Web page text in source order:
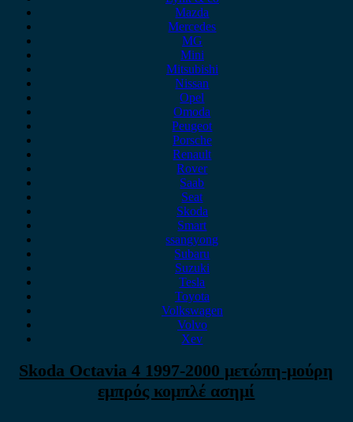
Mazda
Mercedes
MG
Mini
Mitsubishi
Nissan
Opel
Omoda
Peugeot
Porsche
Renault
Rover
Saab
Seat
Skoda
Smart
ssangyong
Subaru
Suzuki
Tesla
Toyota
Volkswagen
Volvo
Xev
Skoda Octavia 4 1997-2000 μετώπη-μούρη
εμπρός κομπλέ ασημί